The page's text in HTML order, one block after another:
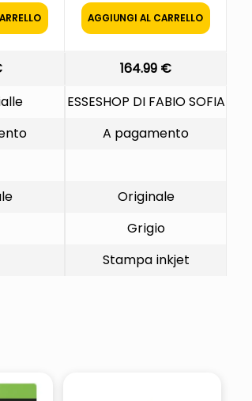
per
HP
C/M/Y
standard Giallo
Canon ORIGINALE
Canon Cartuccia
340y 4777C001 330ml
AGGIUNGI AL CARRELLO
164.99 €
ESSESHOP DI FABIO SOFIA
A pagamento
Originale
Grigio
Stampa inkjet